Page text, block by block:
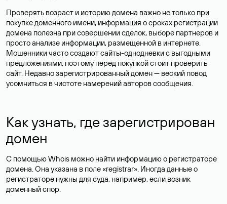
Проверять возраст и историю домена важно не только при
покупке доменного имени, информация о сроках регистрации
домена полезна при совершении сделок, выборе партнеров и
просто анализе информации, размещенной в интернете.
Мошенники часто создают сайты-однодневки с выгодными
предложениями, поэтому перед покупкой стоит проверить
сайт. Недавно зарегистрированный домен — веский повод
усомниться в чистоте намерений авторов сообщения.
Как узнать, где зарегистрирован
домен
С помощью Whois можно найти информацию о регистраторе
домена. Она указана в поле «registrar». Иногда данные о
регистраторе нужны для суда, например, если возник
доменный спор.